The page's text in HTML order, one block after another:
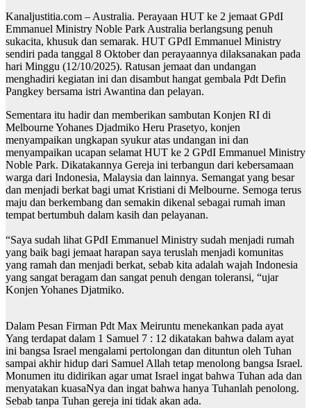
Kanaljustitia.com – Australia. Perayaan HUT ke 2 jemaat GPdI
Emmanuel Ministry Noble Park Australia berlangsung penuh
sukacita, khusuk dan semarak. HUT GPdI Emmanuel Ministry
sendiri pada tanggal 8 Oktober dan perayaannya dilaksanakan pada
hari Minggu (12/10/2025). Ratusan jemaat dan undangan
menghadiri kegiatan ini dan disambut hangat gembala Pdt Defin
Pangkey bersama istri Awantina dan pelayan.
Sementara itu hadir dan memberikan sambutan Konjen RI di
Melbourne Yohanes Djadmiko Heru Prasetyo, konjen
menyampaikan ungkapan syukur atas undangan ini dan
menyampaikan ucapan selamat HUT ke 2 GPdI Emmanuel Ministry
Noble Park. Dikatakannya Gereja ini terbangun dari kebersamaan
warga dari Indonesia, Malaysia dan lainnya. Semangat yang besar
dan menjadi berkat bagi umat Kristiani di Melbourne. Semoga terus
maju dan berkembang dan semakin dikenal sebagai rumah iman
tempat bertumbuh dalam kasih dan pelayanan.
“Saya sudah lihat GPdI Emmanuel Ministry sudah menjadi rumah
yang baik bagi jemaat harapan saya teruslah menjadi komunitas
yang ramah dan menjadi berkat, sebab kita adalah wajah Indonesia
yang sangat beragam dan sangat penuh dengan toleransi, “ujar
Konjen Yohanes Djatmiko.
Dalam Pesan Firman Pdt Max Meiruntu menekankan pada ayat
Yang terdapat dalam 1 Samuel 7 : 12 dikatakan bahwa dalam ayat
ini bangsa Israel mengalami pertolongan dan dituntun oleh Tuhan
sampai akhir hidup dari Samuel Allah tetap menolong bangsa Israel.
Monumen itu didirikan agar umat Israel ingat bahwa Tuhan ada dan
menyatakan kuasaNya dan ingat bahwa hanya Tuhanlah penolong.
Sebab tanpa Tuhan gereja ini tidak akan ada.